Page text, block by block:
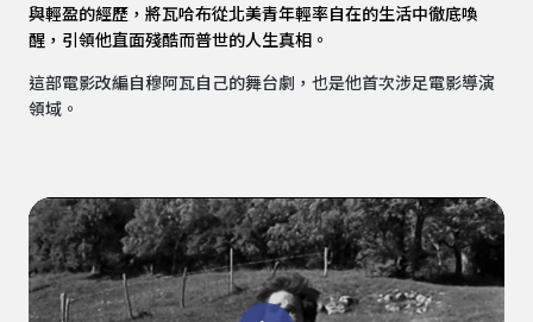
與輕盈的經歷，將瓦哈布從北美青年輕率自在的生活中徹底喚
醒，引領他直面殘酷而普世的人生真相。
這部電影改編自穆阿瓦自己的舞台劇，也是他首次涉足電影導演
領域。